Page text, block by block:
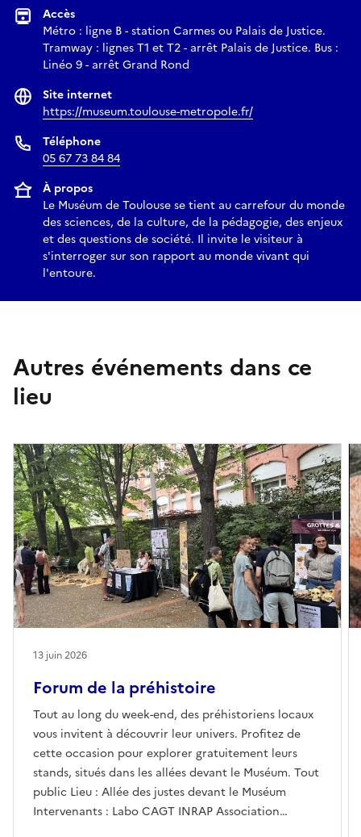
avant le début de la conférence
Accès
Métro : ligne B - station Carmes ou Palais de Justice.
Tramway : lignes T1 et T2 - arrêt Palais de Justice. Bus :
Linéo 9 - arrêt Grand Rond
Site internet
https://museum.toulouse-metropole.fr/
Téléphone
05 67 73 84 84
À propos
Le Muséum de Toulouse se tient au carrefour du monde
des sciences, de la culture, de la pédagogie, des enjeux
et des questions de société. Il invite le visiteur à
s'interroger sur son rapport au monde vivant qui
l'entoure.
Autres événements dans ce
lieu
Forum de la préhistoire
Tout au long du week-end, des préhistoriens locaux
vous invitent à découvrir leur univers. Profitez de
cette occasion pour explorer gratuitement leurs
stands, situés dans les allées devant le Muséum. Tout
public Lieu : Allée des justes devant le Muséum
Intervenants : Labo CAGT INRAP Association
13 juin 2026